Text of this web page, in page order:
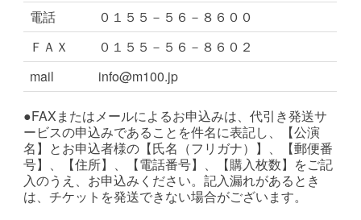
電話
０１５５－５６－８６００
ＦＡＸ
０１５５－５６－８６０２
mail
info@m100.jp
●FAXまたはメールによるお申込みは、代引き発送サ
ービスの申込みであることを件名に表記し、【公演
名】とお申込者様の【氏名（フリガナ）】、【郵便番
号】、【住所】、【電話番号】、【購入枚数】をご記
入のうえ、お申込みください。記入漏れがあるとき
は、チケットを発送できない場合がございます。